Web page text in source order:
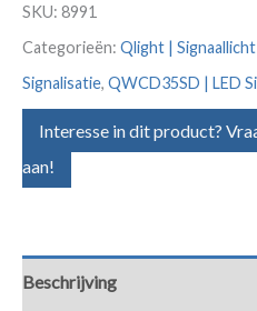
SKU: 8991
Categorieën: Qlight |
Signalisatie, QWCD35SD | LED
Interesse in dit product?
aan!
Beschrijving